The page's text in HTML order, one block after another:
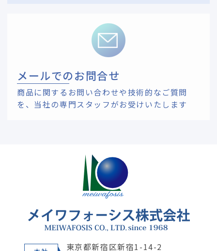
メールでのお問合せ
商品に関するお問い合わせや技術的なご質問
を、 当社の専門スタッフがお受けいたします
東京都新宿区新宿1-14-2